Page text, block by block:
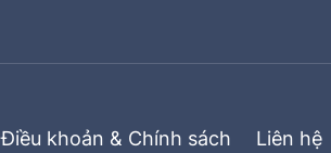
Điều khoản & Chính sách Liên hệ